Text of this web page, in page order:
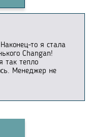
то я стала
Changan!
так тепло
Менеджер не